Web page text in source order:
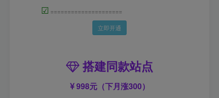
☑ =====================
立即开通
搭建同款站点
998元（下月涨300）